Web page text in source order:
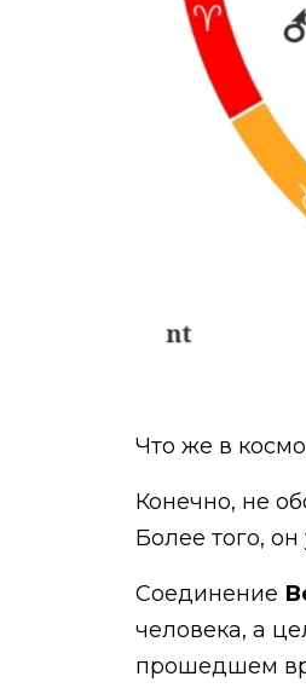
Что же в
Конечно, не
Более того,
Соединение
человека, а
прошедшем